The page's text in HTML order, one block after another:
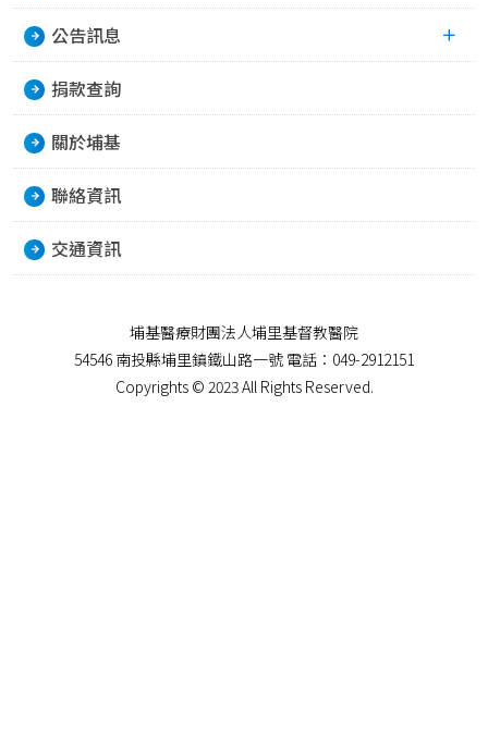
公告訊息
捐款查詢
關於埔基
聯絡資訊
交通資訊
埔基醫療財團法人埔里基督教醫院
54546 南投縣埔里鎮鐵山路一號 電話：049-2912151
Copyrights © 2023 All Rights Reserved.